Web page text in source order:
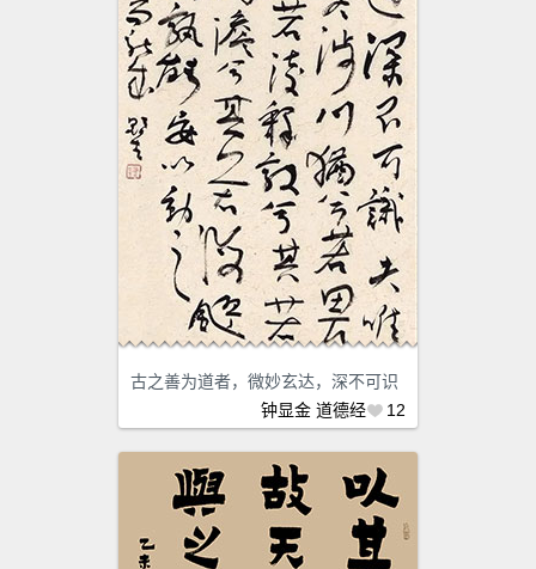
古之善为道者，微妙玄达，深不可识
钟显金 道德经 12